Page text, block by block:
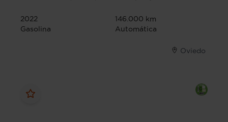
2022
146.000 km
Gasolina
Automática
Oviedo